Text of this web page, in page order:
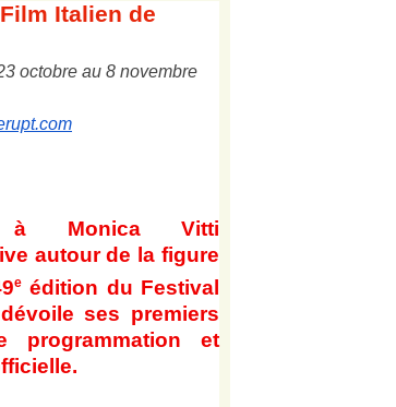
Italien de
3 octobre au 8 novembre
à Monica Vitti
autour de la figure
e édition du Festival
ses premiers
programmation et
.